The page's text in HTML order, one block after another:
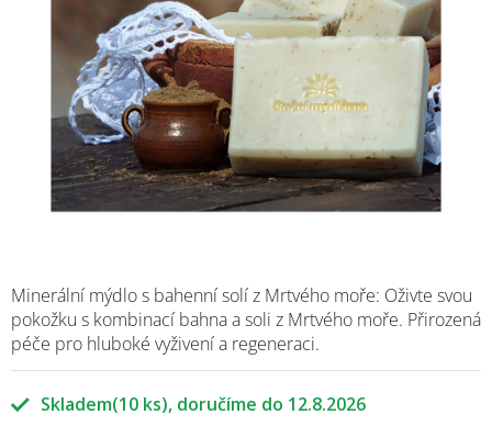
Skladem(10 ks) 12.8.2026
Minerální mýdlo s bahenní solí z Mrtvého moře: Oživte svou
pokožku s kombinací bahna a soli z Mrtvého moře. Přirozená
péče pro hluboké vyživení a regeneraci.